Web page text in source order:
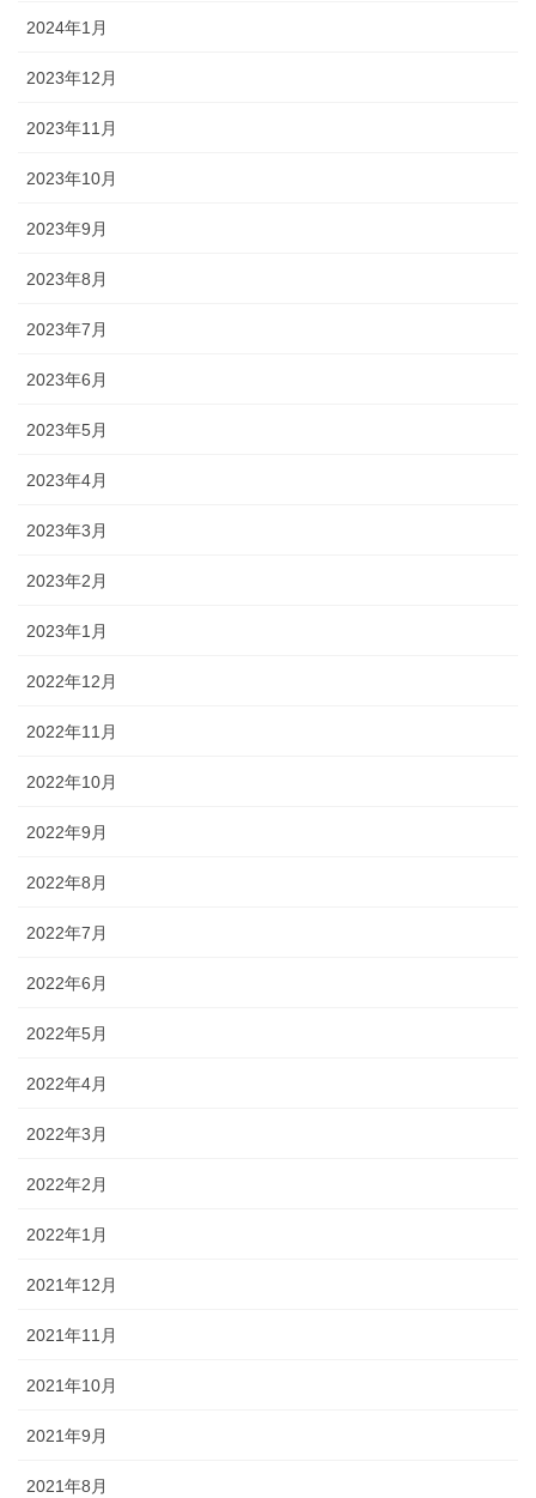
2024年1月
2023年12月
2023年11月
2023年10月
2023年9月
2023年8月
2023年7月
2023年6月
2023年5月
2023年4月
2023年3月
2023年2月
2023年1月
2022年12月
2022年11月
2022年10月
2022年9月
2022年8月
2022年7月
2022年6月
2022年5月
2022年4月
2022年3月
2022年2月
2022年1月
2021年12月
2021年11月
2021年10月
2021年9月
2021年8月